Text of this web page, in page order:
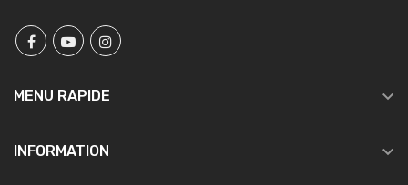
MENU RAPIDE 
INFORMATION 